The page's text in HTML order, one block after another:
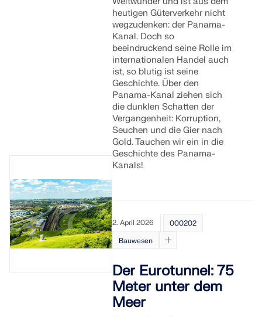
heutigen Güterverkehr nicht
wegzudenken: der Panama-
Kanal. Doch so
beeindruckend seine Rolle im
internationalen Handel auch
ist, so blutig ist seine
Geschichte. Über den
Panama-Kanal ziehen sich
die dunklen Schatten der
Vergangenheit: Korruption,
Seuchen und die Gier nach
Gold. Tauchen wir ein in die
Geschichte des Panama-
Kanals!
2. April 2026
000202
Bauwesen
Der Eurotunnel: 75
Meter unter dem
Meer